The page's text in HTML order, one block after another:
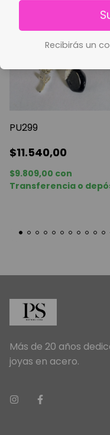
PU299
$11.540,00
$9.809,00 con
Transferencia o
Más de 20 años
joyas en acero.
Recibirás un